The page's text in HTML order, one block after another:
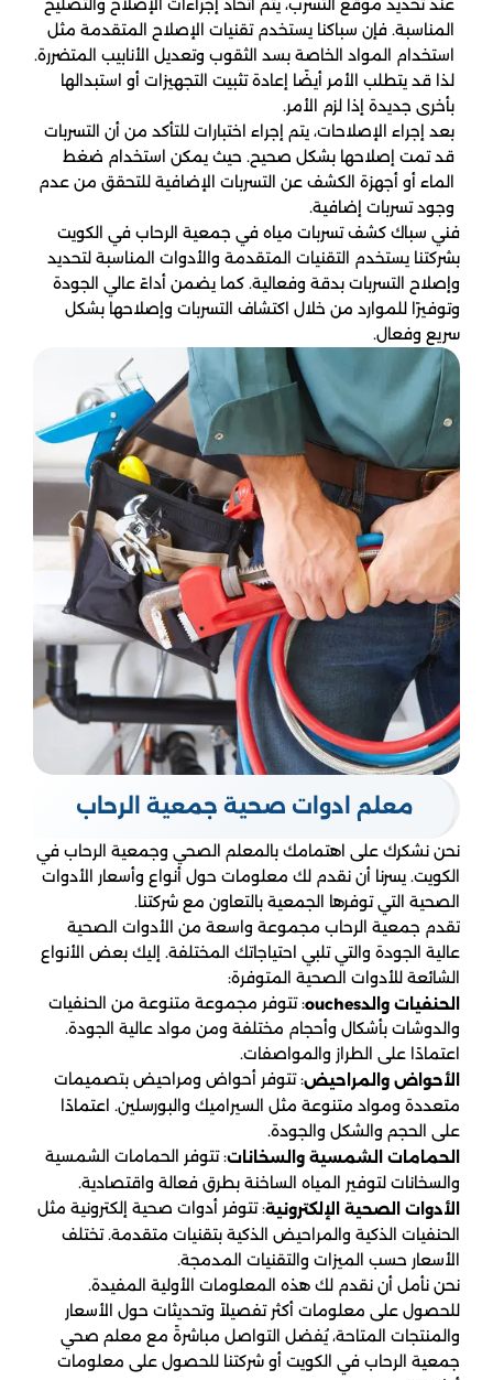
عند تحديد موقع التسرب، يتم اتخاذ إجراءات الإصلاح والتصليح
المناسبة. فإن سباكنا يستخدم تقنيات الإصلاح المتقدمة مثل
استخدام المواد الخاصة بسد الثقوب وتعديل الأنابيب المتضررة.
لذا قد يتطلب الأمر أيضًا إعادة تثبيت التجهيزات أو استبدالها
بأخرى جديدة إذا لزم الأمر.
بعد إجراء الإصلاحات، يتم إجراء اختبارات للتأكد من أن التسربات
قد تمت إصلاحها بشكل صحيح. حيث يمكن استخدام ضغط
الماء أو أجهزة الكشف عن التسربات الإضافية للتحقق من عدم
وجود تسربات إضافية.
فني سباك كشف تسربات مياه في جمعية الرحاب في الكويت
بشركتنا يستخدم التقنيات المتقدمة والأدوات المناسبة لتحديد
وإصلاح التسربات بدقة وفعالية. كما يضمن أداءً عالي الجودة
وتوفيرًا للموارد من خلال اكتشاف التسربات وإصلاحها بشكل
سريع وفعال.
معلم ادوات صحية جمعية الرحاب
نحن نشكرك على اهتمامك بالمعلم الصحي وجمعية الرحاب في
الكويت. يسرنا أن نقدم لك معلومات حول أنواع وأسعار الأدوات
الصحية التي توفرها الجمعية بالتعاون مع شركتنا.
تقدم جمعية الرحاب مجموعة واسعة من الأدوات الصحية
عالية الجودة والتي تلبي احتياجاتك المختلفة. إليك بعض الأنواع
الشائعة للأدوات الصحية المتوفرة:
الحنفيات والدouches: تتوفر مجموعة متنوعة من الحنفيات
والدوشات بأشكال وأحجام مختلفة ومن مواد عالية الجودة.
اعتمادًا على الطراز والمواصفات.
الأحواض والمراحيض: تتوفر أحواض ومراحيض بتصميمات
متعددة ومواد متنوعة مثل السيراميك والبورسلين. اعتمادًا
على الحجم والشكل والجودة.
الحمامات الشمسية والسخانات: تتوفر الحمامات الشمسية
والسخانات لتوفير المياه الساخنة بطرق فعالة واقتصادية.
الأدوات الصحية الإلكترونية: تتوفر أدوات صحية إلكترونية مثل
الحنفيات الذكية والمراحيض الذكية بتقنيات متقدمة. تختلف
الأسعار حسب الميزات والتقنيات المدمجة.
نحن نأمل أن نقدم لك هذه المعلومات الأولية المفيدة.
للحصول على معلومات أكثر تفصيلاً وتحديثات حول الأسعار
والمنتجات المتاحة، يُفضل التواصل مباشرةً مع معلم صحي
جمعية الرحاب في الكويت أو شركتنا للحصول على معلومات